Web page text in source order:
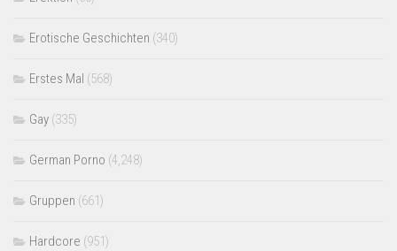
Erotische Geschichten (340)
Erstes Mal (568)
Gay (335)
German Porno (4,248)
Gruppen (661)
Hardcore (951)